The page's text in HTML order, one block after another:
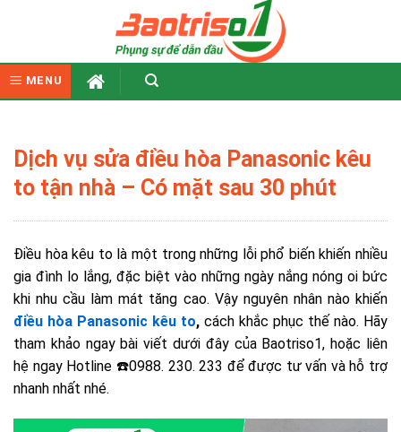
MENU
Dịch vụ sửa điều hòa Panasonic kêu
to tận nhà – Có mặt sau 30 phút
Điều hòa kêu to là một trong những lỗi phổ biến khiến nhiều
gia đình lo lắng, đặc biệt vào những ngày nắng nóng oi bức
khi nhu cầu làm mát tăng cao. Vậy nguyên nhân nào khiến
điều hòa Panasonic kêu to, cách khắc phục thế nào. Hãy
tham khảo ngay bài viết dưới đây của Baotriso1, hoặc liên
hệ ngay Hotline ☎️0988. 230. 233 để được tư vấn và hỗ trợ
nhanh nhất nhé.